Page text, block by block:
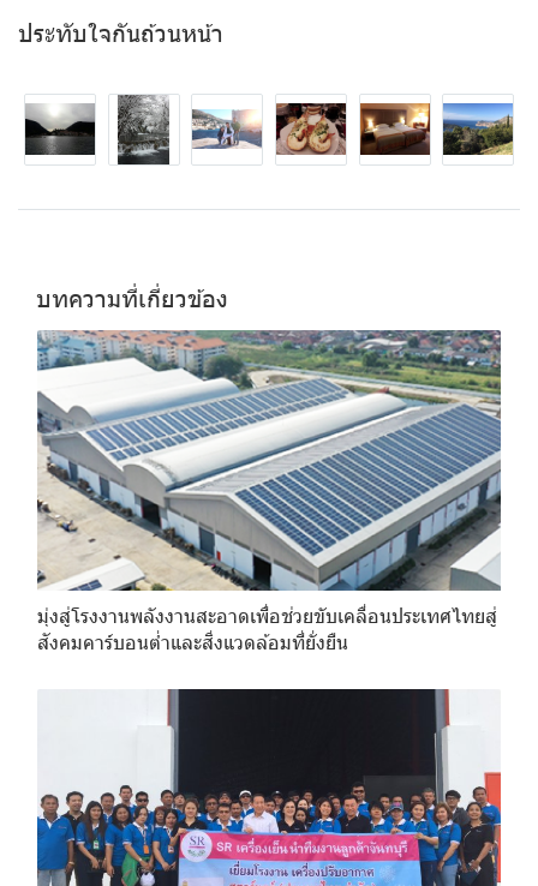
ประทับใจกันถ้วนหน้า
บทความที่เกี่ยวข้อง
มุ่งสู่โรงงานพลังงานสะอาดเพื่อช่วยขับเคลื่อนประเทศไทยสู่
สังคมคาร์บอนต่ำและสิ่งแวดล้อมที่ยั่งยืน